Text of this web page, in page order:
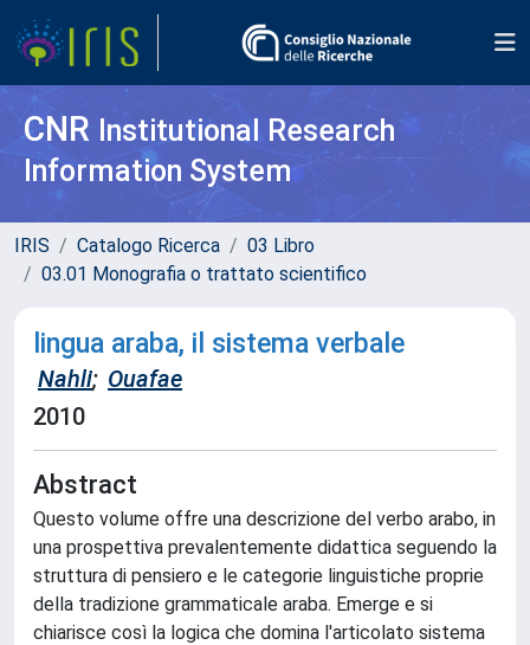
CNR Institutional Research
Information System
IRIS Catalogo Ricerca
03 Libro
03.01 Monografia o trattato scientifico
lingua araba, il sistema verbale
Nahli; Ouafae
2010
Abstract
Questo volume offre una descrizione del verbo arabo, in
una prospettiva prevalentemente didattica seguendo la
struttura di pensiero e le categorie linguistiche proprie
della tradizione grammaticale araba. Emerge e si
chiarisce così la logica che domina l'articolato sistema